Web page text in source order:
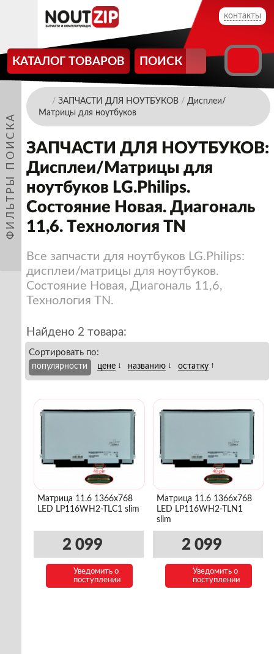
контакты
КАТАЛОГ ТОВАРОВ ПОИСК
ФИЛЬТРЫ ПОИСКА
/ ЗАПЧАСТИ ДЛЯ НОУТБУКОВ / Дисплеи/
Матрицы для ноутбуков
ЗАПЧАСТИ ДЛЯ НОУТБУКОВ:
Дисплеи/Матрицы для
ноутбуков LG.Philips.
Состояние Новая. Диагональ
11,6. Технология TN
Все запчасти для ноутбуков LG.Philips:
дисплеи/матрицы для ноутбуков.
Состояние Новая, Диагональ 11,6,
Технология TN.
Найдено 2 товара:
Сортировать по:
популярности цене ↓ названию ↓ остатку ↑
Матрица 11.6 1366x768
LED LP116WH2-TLC1 slim
2 099
Уведомить о
поступлении
Матрица 11.6 1366x768
LED LP116WH2-TLN1
slim
2 099
Уведомить о
поступлении